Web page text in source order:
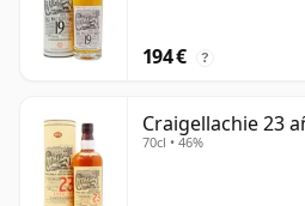
194 € ?
Craigellachie 23
70cl • 46%